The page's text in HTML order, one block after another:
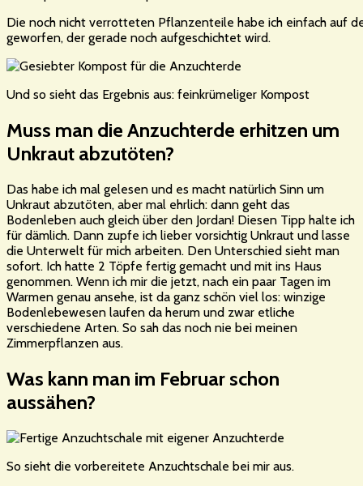
Die noch nicht verrotteten Pflanzenteile habe ich einfach auf
geworfen, der gerade noch aufgeschichtet wird.
Und so sieht das Ergebnis aus: feinkrümeliger Kompost
Muss man die Anzuchterde erhitzen um
Unkraut abzutöten?
Das habe ich mal gelesen und es macht natürlich Sinn um
Unkraut abzutöten, aber mal ehrlich: dann geht das
Bodenleben auch gleich über den Jordan! Diesen Tipp halte ich
für dämlich. Dann zupfe ich lieber vorsichtig Unkraut und lasse
die Unterwelt für mich arbeiten. Den Unterschied sieht man
sofort. Ich hatte 2 Töpfe fertig gemacht und mit ins Haus
genommen. Wenn ich mir die jetzt, nach ein paar Tagen im
Warmen genau ansehe, ist da ganz schön viel los: winzige
Bodenlebewesen laufen da herum und zwar etliche
verschiedene Arten. So sah das noch nie bei meinen
Zimmerpflanzen aus.
Was kann man im Februar schon
aussähen?
So sieht die vorbereitete Anzuchtschale bei mir aus.